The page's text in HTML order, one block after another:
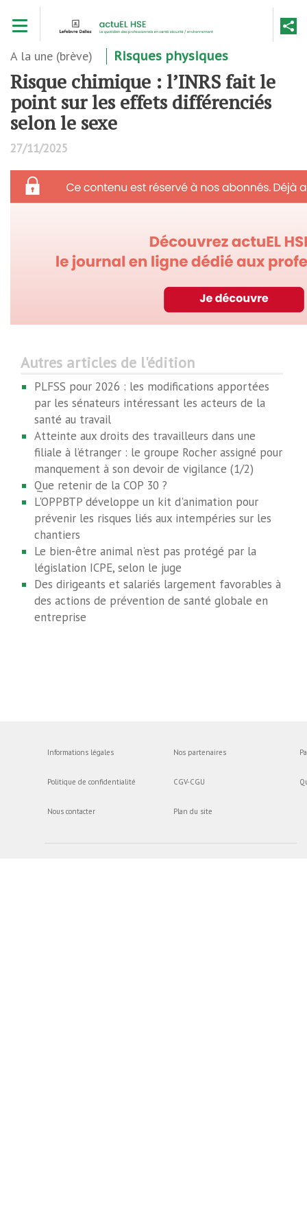
contenu
A la une (brève) Risques physiques
Risque chimique : l’INRS fait le
point sur les effets différenciés
selon le sexe
27/11/2025
Autres articles de l'édition
PLFSS pour 2026 : les modifications apportées
par les sénateurs intéressant les acteurs de la
santé au travail
Atteinte aux droits des travailleurs dans une
filiale à l’étranger : le groupe Rocher assigné pour
manquement à son devoir de vigilance (1/2)
Que retenir de la COP 30 ?
L'OPPBTP développe un kit d'animation pour
prévenir les risques liés aux intempéries sur les
chantiers
Le bien-être animal n'est pas protégé par la
législation ICPE, selon le juge
Des dirigeants et salariés largement favorables à
des actions de prévention de santé globale en
entreprise
Informations légales
Politique de confidentialité
Nous contacter
Nos partenaires
CGV-CGU
Plan du site